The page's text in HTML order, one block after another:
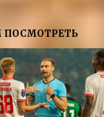
ПОСМОТРЕТЬ